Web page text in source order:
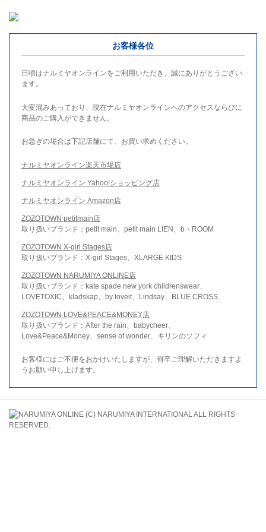
お客様各位
日頃はナルミヤオンラインをご利用いただき、誠にありがとうござい
ます。
大変混みあっており、現在ナルミヤオンラインへのアクセスならびに
商品のご購入ができません。
お急ぎの場合は下記店舗にて、お買い求めください。
ナルミヤオンライン楽天市場店
ナルミヤオンライン Yahoo!ショッピング店
ナルミヤオンライン Amazon店
ZOZOTOWN petitmain店
取り扱いブランド：petit main、petit main LIEN、b・ROOM
ZOZOTOWN X-girl Stages店
取り扱いブランド：X-girl Stages、XLARGE KIDS
ZOZOTOWN NARUMIYA ONLINE店
取り扱いブランド：kate spade new york childrenswear、
LOVETOXIC、kladskap、by loveit、Lindsay、BLUE CROSS
ZOZOTOWN LOVE&PEACE&MONEY店
取り扱いブランド：After the rain、babycheer、
Love&Peace&Money、sense of wonder、キリンのソフィ
お客様にはご不便をおかけいたしますが、何卒ご理解いただきますよ
うお願い申し上げます。